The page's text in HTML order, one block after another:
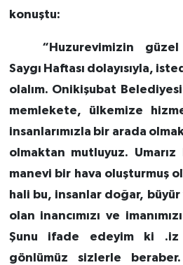
konuştu:
“Huzurevimizin güzel
Saygı Haftası dolayısıyla,
olalım. Onikişubat
memlekete, ülkemize
insanlarımızla bir arada
olmaktan mutluyuz.
manevi bir hava oluşturmuş
hali bu, insanlar doğar, büyür
olan inancımızı ve
Şunu ifade edeyim ki .iz
gönlümüz sizlerle